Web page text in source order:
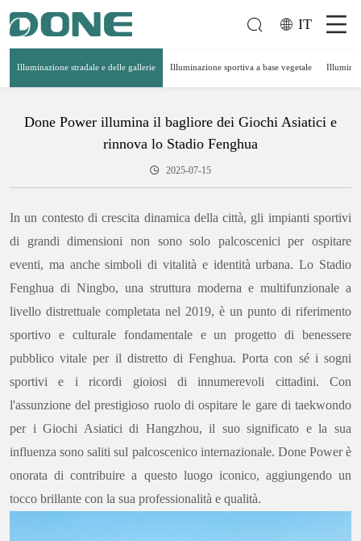
IT
Illuminazione stradale e delle gallerie Illuminazione sportiva a base vegetale
Done Power illumina il bagliore dei Giochi Asiatici e
rinnova lo Stadio Fenghua
2025-07-15
In un contesto di crescita dinamica della città, gli impianti sportivi
di grandi dimensioni non sono solo palcoscenici per ospitare
eventi, ma anche simboli di vitalità e identità urbana. Lo Stadio
Fenghua di Ningbo, una struttura moderna e multifunzionale a
livello distrettuale completata nel 2019, è un punto di riferimento
sportivo e culturale fondamentale e un progetto di benessere
pubblico vitale per il distretto di Fenghua. Porta con sé i sogni
sportivi e i ricordi gioiosi di innumerevoli cittadini. Con
l'assunzione del prestigioso ruolo di ospitare le gare di taekwondo
per i Giochi Asiatici di Hangzhou, il suo significato e la sua
influenza sono saliti sul palcoscenico internazionale. Done Power è
onorata di contribuire a questo luogo iconico, aggiungendo un
tocco brillante con la sua professionalità e qualità.